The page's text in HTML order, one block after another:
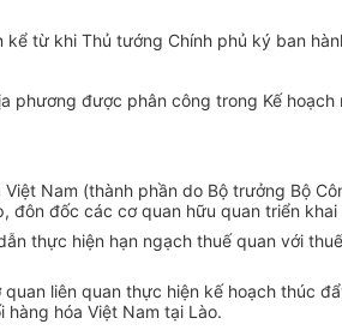
kể từ khi Thủ tướng Chính phủ ký ban
phương được phân công trong Kế
Nam (thành phần do Bộ trưởng Bộ
đôn đốc các cơ quan hữu quan triển
thực hiện hạn ngạch thuế quan với
liên quan thực hiện kế hoạch thúc
hóa Việt Nam tại Lào.